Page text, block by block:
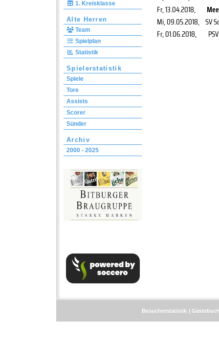
1. Kreisklasse
Alte Herren
Team
Spielplan
Statistik
Spielerstatistik
Spiele
Tore
Assists
Scorer
Sünder
Archiv
2000 - 2025
Fr, 13.04.2018,
Mi, 09.05.2018, SV
Fr, 01.06.2018,
Besucherstatistik